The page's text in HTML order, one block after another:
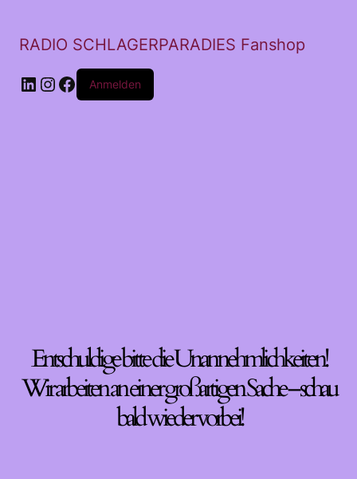
RADIO SCHLAGERPARADIES Fanshop
LinkedIn
Instagram
Facebook
Anmelden
Entschuldige bitte die Unannehmlichkeiten!
Wir arbeiten an einer großartigen Sache – schau
bald wieder vorbei!